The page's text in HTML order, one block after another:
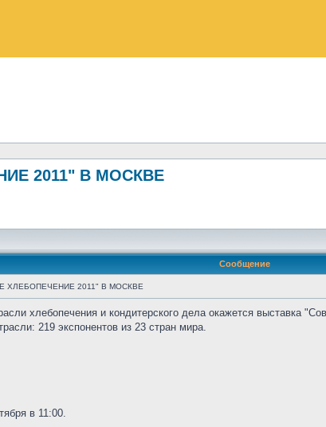
2011" В МОСКВЕ
Сообщение
ХЛЕБОПЕЧЕНИЕ 2011" В МОСКВЕ
хлебопечения и кондитерского дела окажется выставка
219 экспонентов из 23 стран мира.
в 11:00.